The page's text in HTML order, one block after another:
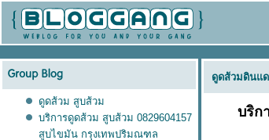
ดูดส้วม สูบส้วม
บริการดูดส้วม สูบส้วม 0829604157
สูบไขมัน กรุงเทพปริมณฑล
ดูดส้วมดินแด
บริก